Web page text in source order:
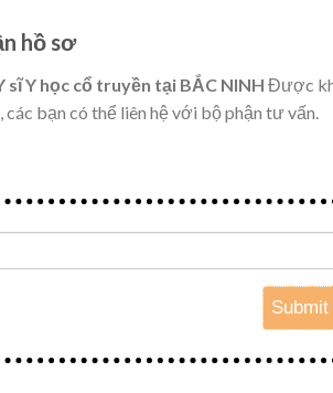
hồ sơ
sĩ Y học cổ truyền tại BẮC NINH Được
các bạn có thể liên hệ với bộ phận tư vấn.